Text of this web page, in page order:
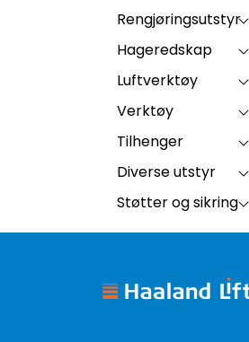
Rengjøringsutstyr
Hageredskap
Luftverktøy
Verktøy
Tilhenger
Diverse utstyr
Støtter og sikring